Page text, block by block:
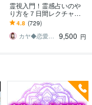
霊視入門！霊感占いのや
り方を７日間レクチャー
します 初心者OK♡副業占
い師への道を開くサポー
トをします
4.8 (729)
カヤ◆恋愛占いカウンセラー
9,500 円